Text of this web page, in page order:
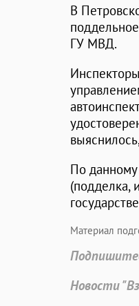
В
ГУ МВД.
По
(подделка,
Материал
Новости